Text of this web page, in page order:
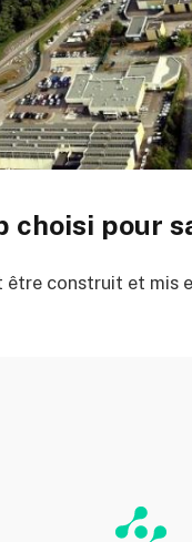
choisi pour
être construit et